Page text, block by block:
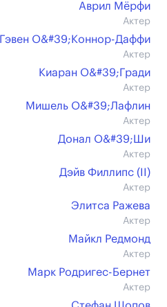
Аврил Мёрфи
Актер
Гэвен О&#39;Коннор-Даффи
Актер
Киаран O&#39;Гради
Актер
Мишель О&#39;Лафлин
Актер
Донал О&#39;Ши
Актер
Дэйв Филлипс (II)
Актер
Элитса Ражева
Актер
Майкл Редмонд
Актер
Марк Родригес-Бернет
Актер